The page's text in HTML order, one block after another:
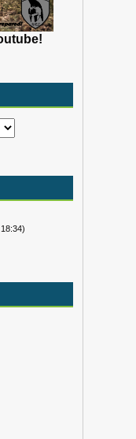
)